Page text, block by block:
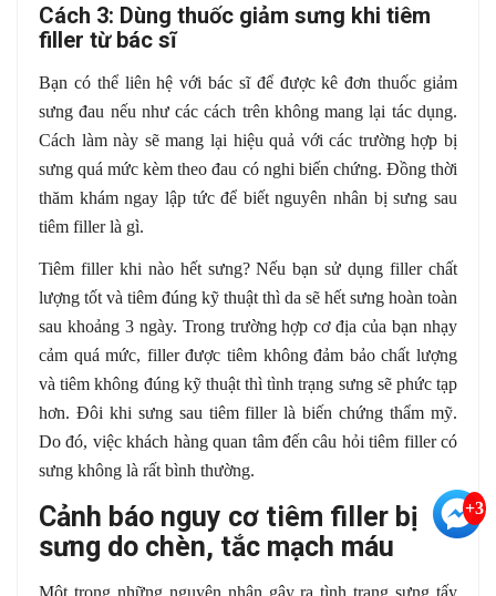
Cách 3: Dùng thuốc giảm sưng khi tiêm
filler từ bác sĩ
Bạn có thể liên hệ với bác sĩ để được kê đơn thuốc giảm
sưng đau nếu như các cách trên không mang lại tác dụng.
Cách làm này sẽ mang lại hiệu quả với các trường hợp bị
sưng quá mức kèm theo đau có nghi biến chứng. Đồng thời
thăm khám ngay lập tức để biết nguyên nhân bị sưng sau
tiêm filler là gì.
Tiêm filler khi nào hết sưng? Nếu bạn sử dụng filler chất
lượng tốt và tiêm đúng kỹ thuật thì da sẽ hết sưng hoàn toàn
sau khoảng 3 ngày. Trong trường hợp cơ địa của bạn nhạy
cảm quá mức, filler được tiêm không đảm bảo chất lượng
và tiêm không đúng kỹ thuật thì tình trạng sưng sẽ phức tạp
hơn. Đôi khi sưng sau tiêm filler là biến chứng thẩm mỹ.
Do đó, việc khách hàng quan tâm đến câu hỏi tiêm filler có
sưng không là rất bình thường.
Cảnh báo nguy cơ tiêm filler bị
sưng do chèn, tắc mạch máu
Một trong những nguyên nhân gây ra tình trạng sưng tấy
+3